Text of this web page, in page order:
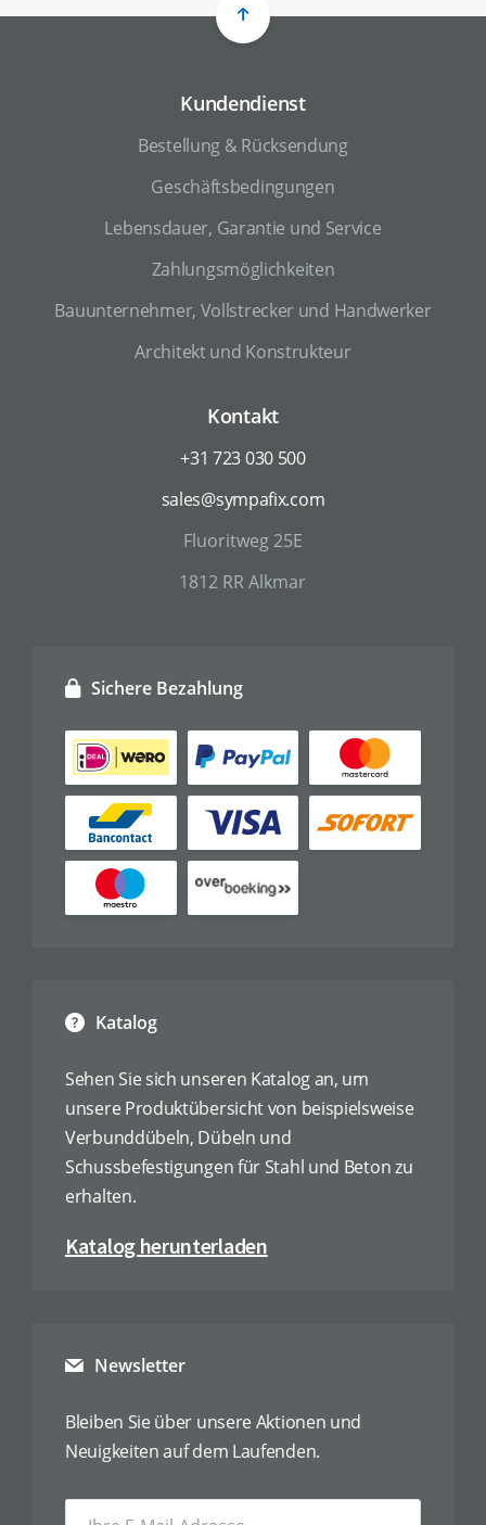
Kundendienst
Bestellung & Rücksendung
Geschäftsbedingungen
Lebensdauer, Garantie und Service
Zahlungsmöglichkeiten
Bauunternehmer, Vollstrecker und Handwerker
Architekt und Konstrukteur
Kontakt
+31 723 030 500
sales@sympafix.com
Fluoritweg 25E
1812 RR Alkmar
Katalog
Sehen Sie sich unseren Katalog an, um
unsere Produktübersicht von beispielsweise
Verbunddübeln, Dübeln und
Schussbefestigungen für Stahl und Beton zu
erhalten.
Katalog herunterladen
Sichere Bezahlung
Newsletter
Bleiben Sie über unsere Aktionen und
Neuigkeiten auf dem Laufenden.